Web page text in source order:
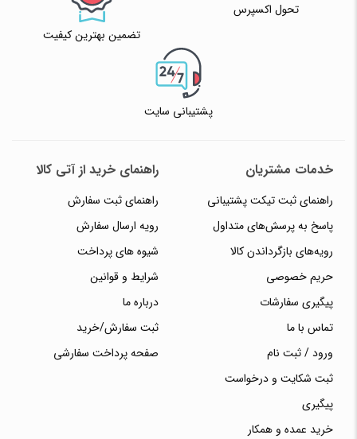
تحول اکسپرس
تضمین بهترین کیفیت
پشتیبانی سایت
خدمات مشتریان
راهنمای ثبت تیکت پشتیبانی
پاسخ به پرسش‌های متداول
رویه‌های بازگرداندن کالا
حریم خصوصی
پیگیری سفارشات
تماس با ما
ورود / ثبت نام
ثبت شکایت و درخواست
پیگیری
خرید عمده و همکار
راهنمای خرید از آتی کالا
راهنمای ثبت سفارش
رویه ارسال سفارش
شیوه های پرداخت
شرایط و قوانین
درباره ما
ثبت سفارش/خرید
صفحه پرداخت سفارشی